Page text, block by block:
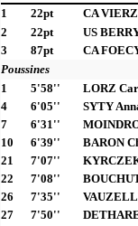
1
22pt CA
2
22pt US
3
87pt CA
Poussines
1
5'58'' LORZ
4
6'05'' SYTY
7
6'31''
10
6'39'' BARON
21
7'07''
22
7'08''
26
7'35''
27
7'50''